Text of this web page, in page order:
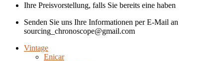
Ihre Preisvorstellung, falls Sie bereits eine haben
Senden Sie uns Ihre Informationen per E-Mail an
sourcing_chronoscope@gmail.com
Vintage
Enicar